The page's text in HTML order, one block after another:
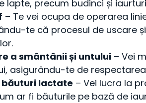
lapte, precum budinci și
– Te vei ocupa de operarea
te că procesul de uscare
a smântânii și untului– Vei
asigurându-te de
băuturi lactate – Vei lucra la
ar fi băuturile pe bază de